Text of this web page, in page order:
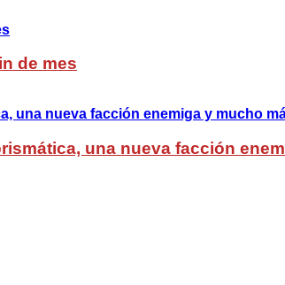
de mes
una nueva facción